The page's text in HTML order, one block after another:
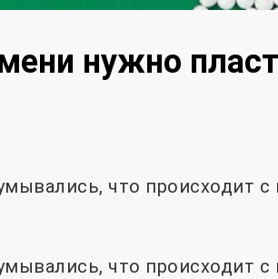
нужно
что происходит
что происходит